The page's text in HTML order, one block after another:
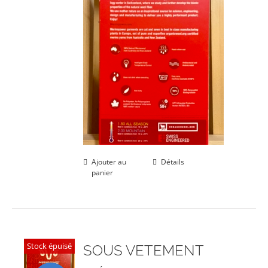
Ajouter au
panier
Détails
Stock épuisé
SOUS VETEMENT